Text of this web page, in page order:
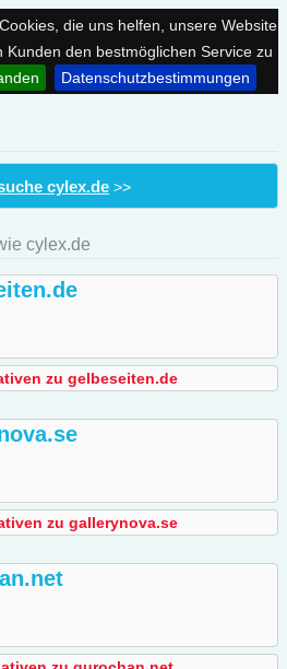
die uns helfen, unsere Website
den bestmöglichen Service zu
Datenschutzbestimmungen
cylex.de >>
cylex.de
zu gelbeseiten.de
zu gallerynova.se